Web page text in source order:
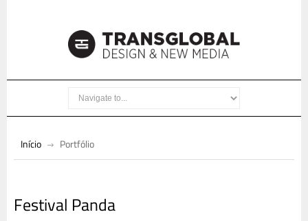
Início Portfólio
Festival Panda